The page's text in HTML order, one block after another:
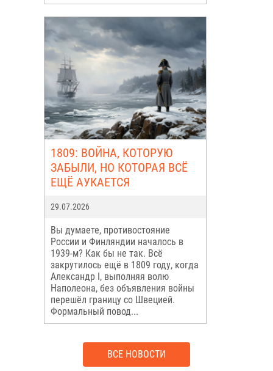
1809: ВОЙНА, КОТОРУЮ
ЗАБЫЛИ, НО КОТОРАЯ ВСЁ
ЕЩЁ АУКАЕТСЯ
29.07.2026
Вы думаете, противостояние
России и Финляндии началось в
1939-м? Как бы не так. Всё
закрутилось ещё в 1809 году, когда
Александр I, выполняя волю
Наполеона, без объявления войны
перешёл границу со Швецией.
Формальный повод...
ВСЕ НОВОСТИ